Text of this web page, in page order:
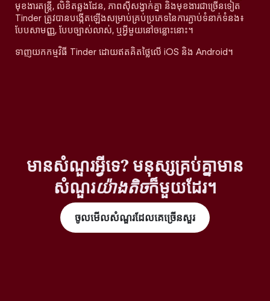
មុខងារតន្រ្តី, លិខិតឆ្លងដែន, ភាពស៊ីសង្វាក់គ្នា និងមុខងារជាច្រើនទៀត
Tinder ត្រូវបានបង្កើតឡើងសម្រាប់គ្រប់ប្រភេទនៃការភ្ជាប់ទំនាក់ទំនង៖
បែបសាមញ្ញ, បែបច្បាស់លាស់, ឬអ្វីមួយនៅចន្លោះនោះ។
ទាញយកកម្មវិធី Tinder ដោយឥតគិតថ្លៃលើ iOS និង Android។
មានសំណួរអ្វីទេ? មនុស្សគ្រប់គ្នាមាន
សំណួរយ៉ាងតិចក៏មួយដែរ។
ចូលមើលសំណួរដែលគេច្រើនសួរ